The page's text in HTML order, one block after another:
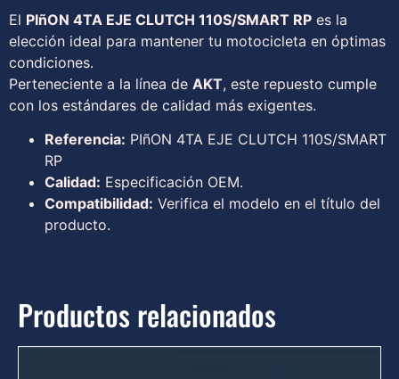
El PIñON 4TA EJE CLUTCH 110S/SMART RP es la
elección ideal para mantener tu motocicleta en óptimas
condiciones.
Perteneciente a la línea de AKT, este repuesto cumple
con los estándares de calidad más exigentes.
Referencia: PIñON 4TA EJE CLUTCH 110S/SMART
RP
Calidad: Especificación OEM.
Compatibilidad: Verifica el modelo en el título del
producto.
Productos relacionados